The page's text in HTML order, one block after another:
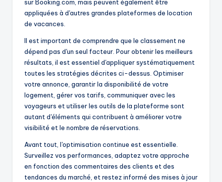
sur Booking.com, mais peuvent également être
appliquées à d'autres grandes plateformes de location
de vacances.
Il est important de comprendre que le classement ne
dépend pas d'un seul facteur. Pour obtenir les meilleurs
résultats, il est essentiel d'appliquer systématiquement
toutes les stratégies décrites ci-dessus. Optimiser
votre annonce, garantir la disponibilité de votre
logement, gérer vos tarifs, communiquer avec les
voyageurs et utiliser les outils de la plateforme sont
autant d'éléments qui contribuent à améliorer votre
visibilité et le nombre de réservations.
Avant tout, l'optimisation continue est essentielle.
Surveillez vos performances, adaptez votre approche
en fonction des commentaires des clients et des
tendances du marché, et restez informé des mises à jour